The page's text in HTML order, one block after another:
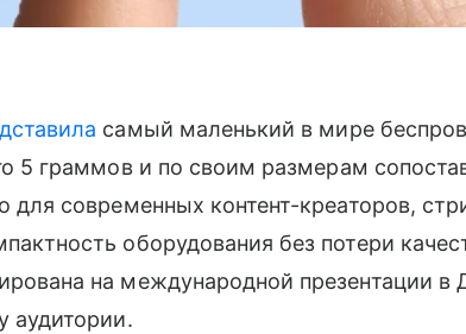
самый маленький в мире
5 граммов и по своим размерам
для современных контент-креаторов,
оборудования без потери
на международной презентации в
аудитории.